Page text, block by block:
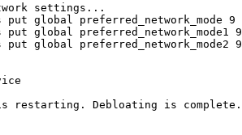
settings...
global preferred_network_mode 9
global preferred_network_mode1 9
global preferred_network_mode2 9
restarting. Debloating is complete.